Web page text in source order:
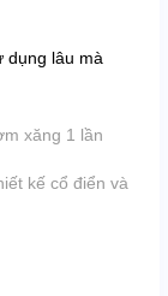
dụng lâu mà
xăng 1 lần
kế cổ điển và